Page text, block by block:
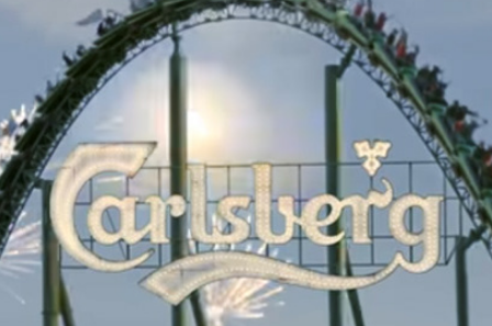
Carlsberg The ride